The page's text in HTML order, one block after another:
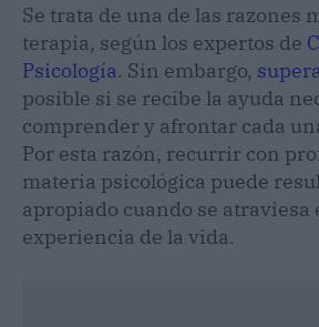
Se trata de una de las razones
terapia, según los expertos de
Psicología. Sin embargo,
posible si se recibe la ayuda
comprender y afrontar cada
Por esta razón, recurrir con
materia psicológica puede
apropiado cuando se
experiencia de la vida.